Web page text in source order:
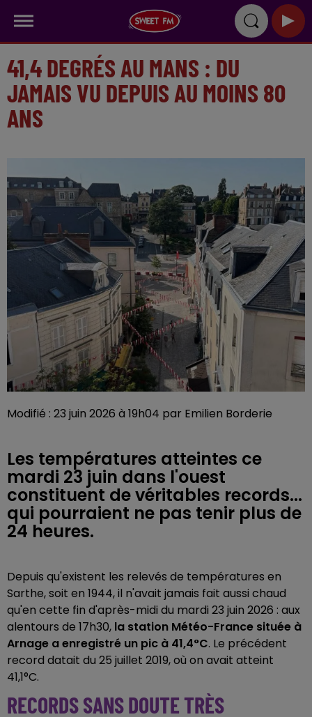
41,4 DEGRÉS AU MANS : DU
JAMAIS VU DEPUIS AU MOINS 80
ANS
Modifié : 23 juin 2026 à 19h04 par Emilien Borderie
Les températures atteintes ce
mardi 23 juin dans l'ouest
constituent de véritables records...
qui pourraient ne pas tenir plus de
24 heures.
Depuis qu'existent les relevés de températures en
Sarthe, soit en 1944, il n'avait jamais fait aussi chaud
qu'en cette fin d'après-midi du mardi 23 juin 2026 : aux
alentours de 17h30, la station Météo-France située à
Arnage a enregistré un pic à 41,4°C. Le précédent
record datait du 25 juillet 2019, où on avait atteint
41,1°C.
RECORDS SANS DOUTE TRÈS